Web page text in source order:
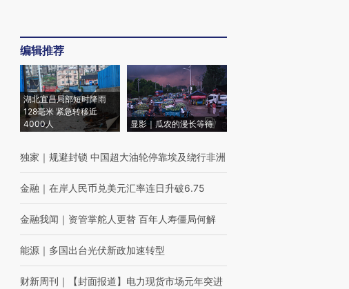
编辑推荐
湖北宜昌局部短时降雨
128毫米 紧急转移近
4000人
显影｜瓜农的漫长等待
独家 ｜ 规避封锁 中国超大油轮停靠埃及绕行非洲
金融 ｜ 在岸人民币兑美元汇率连日升破6.75
金融我闻 ｜ 资管掌舵人更替 百年人寿僵局何解
能源 ｜ 多国出台光伏新政加速转型
财新周刊 ｜ 【封面报道】电力现货市场元年突进